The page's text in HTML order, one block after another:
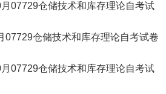
月07729仓储技术和库存理论自考试
07729仓储技术和库存理论自考试卷
月07729仓储技术和库存理论自考试